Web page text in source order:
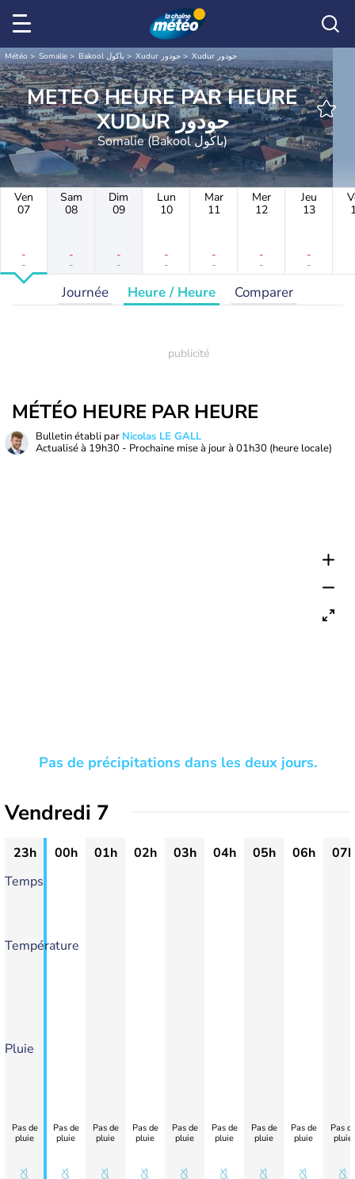
Météo Somalie Bakool باكول Xudur حودور Xudur حودور
METEO HEURE PAR HEURE
XUDUR حودور
Somalie (Bakool باكول)
Ven
07
-
-
Sam
08
-
-
Dim
09
-
-
Lun
10
-
-
Mar
11
-
-
Mer
12
-
-
Jeu
13
-
-
Journée Heure / Heure Comparer
MÉTÉO HEURE PAR HEURE
Bulletin établi par Nicolas LE GALL
Actualisé à 19h30 - Prochaine mise à jour à 01h30 (heure locale)
Pas de précipitations dans les deux jours.
Vendredi 7
23h 00h 01h 02h 03h 04h 05h 06h
07h
Temps
Température
Pluie
Pas de
pluie
Pas de
pluie
Pas de
pluie
Pas de
pluie
Pas de
pluie
Pas de
pluie
Pas de
pluie
Pas de
pluie
Pas
pluie